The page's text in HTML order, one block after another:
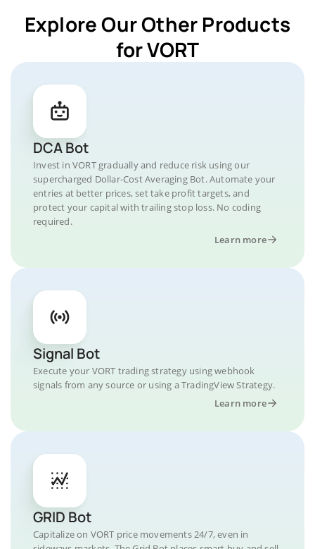
Explore Our Other Products
for VORT
DCA Bot
Invest in VORT gradually and reduce risk using our
supercharged Dollar-Cost Averaging Bot. Automate your
entries at better prices, set take profit targets, and
protect your capital with trailing stop loss. No coding
required.
Learn more
Signal Bot
Execute your VORT trading strategy using webhook
signals from any source or using a TradingView Strategy.
Learn more
GRID Bot
Capitalize on VORT price movements 24/7, even in